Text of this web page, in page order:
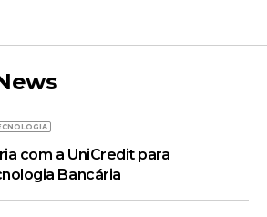
com a UniCredit para
Bancária